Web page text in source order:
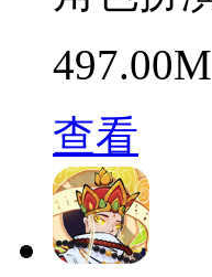
497.00M
查看